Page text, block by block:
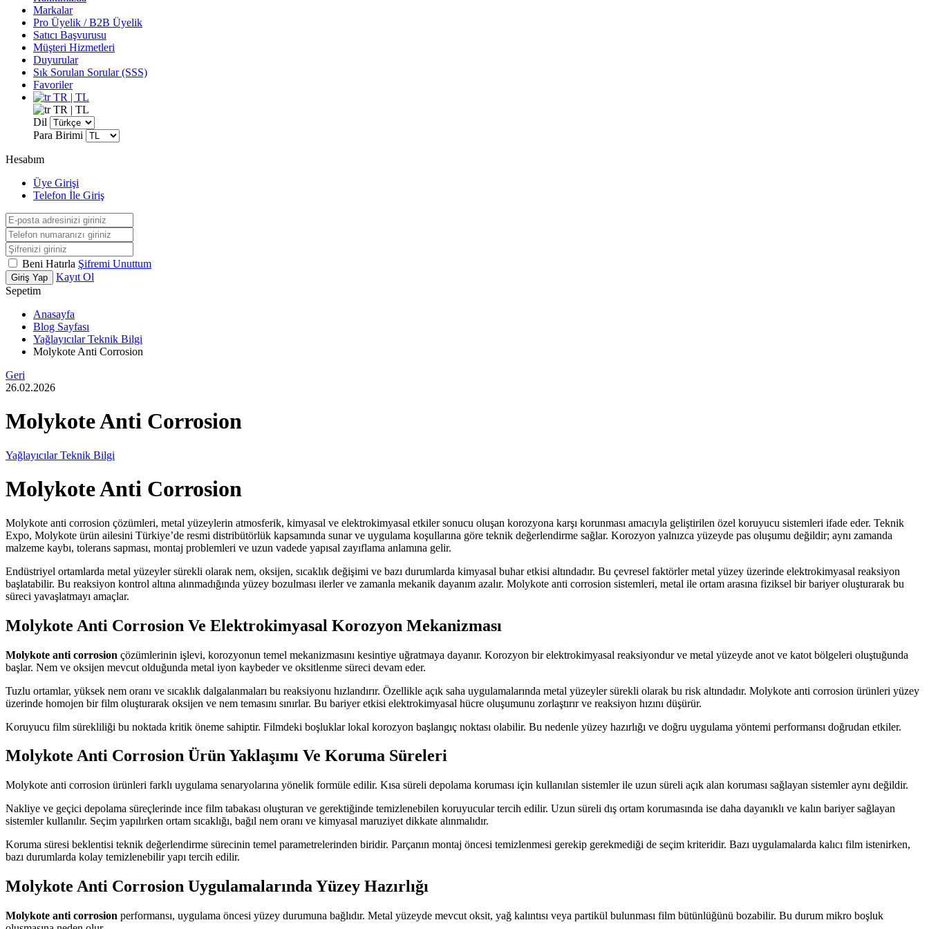
Markalar
Pro Üyelik / B2B Üyelik
Satıcı Başvurusu
Müşteri Hizmetleri
Duyurular
Sık Sorulan Sorular (SSS)
Favoriler
TR | TL
TR | TL
Dil
Para Birimi
Hesabım
Üye Girişi
Telefon İle Giriş
Beni Hatırla Şifremi Unuttum
Giriş Yap
Kayıt Ol
Sepetim
Anasayfa
Blog Sayfası
Yağlayıcılar Teknik Bilgi
Molykote Anti Corrosion
Geri
26.02.2026
Molykote Anti Corrosion
Yağlayıcılar Teknik Bilgi
Molykote Anti Corrosion
Molykote anti corrosion çözümleri, metal yüzeylerin atmosferik, kimyasal ve elektrokimyasal etkiler sonucu oluşan korozyona karşı korunması amacıyla geliştirilen özel koruyucu sistemleri ifade eder. Teknik
Expo, Molykote ürün ailesini Türkiye’de resmi distribütörlük kapsamında sunar ve uygulama koşullarına göre teknik değerlendirme sağlar. Korozyon yalnızca yüzeyde pas oluşumu değildir; aynı zamanda
malzeme kaybı, tolerans sapması, montaj problemleri ve uzun vadede yapısal zayıflama anlamına gelir.
Endüstriyel ortamlarda metal yüzeyler sürekli olarak nem, oksijen, sıcaklık değişimi ve bazı durumlarda kimyasal buhar etkisi altındadır. Bu çevresel faktörler metal yüzey üzerinde elektrokimyasal reaksiyon
başlatabilir. Bu reaksiyon kontrol altına alınmadığında yüzey bozulması ilerler ve zamanla mekanik dayanım azalır. Molykote anti corrosion sistemleri, metal ile ortam arasına fiziksel bir bariyer oluşturarak bu
süreci yavaşlatmayı amaçlar.
Molykote Anti Corrosion Ve Elektrokimyasal Korozyon Mekanizması
Molykote anti corrosion çözümlerinin işlevi, korozyonun temel mekanizmasını kesintiye uğratmaya dayanır. Korozyon bir elektrokimyasal reaksiyondur ve metal yüzeyde anot ve katot bölgeleri oluştuğunda
başlar. Nem ve oksijen mevcut olduğunda metal iyon kaybeder ve oksitlenme süreci devam eder.
Tuzlu ortamlar, yüksek nem oranı ve sıcaklık dalgalanmaları bu reaksiyonu hızlandırır. Özellikle açık saha uygulamalarında metal yüzeyler sürekli olarak bu risk altındadır. Molykote anti corrosion ürünleri yüzey
üzerinde homojen bir film oluşturarak oksijen ve nem temasını sınırlar. Bu bariyer etkisi elektrokimyasal hücre oluşumunu zorlaştırır ve reaksiyon hızını düşürür.
Koruyucu film sürekliliği bu noktada kritik öneme sahiptir. Filmdeki boşluklar lokal korozyon başlangıç noktası olabilir. Bu nedenle yüzey hazırlığı ve doğru uygulama yöntemi performansı doğrudan etkiler.
Molykote Anti Corrosion Ürün Yaklaşımı Ve Koruma Süreleri
Molykote anti corrosion ürünleri farklı uygulama senaryolarına yönelik formüle edilir. Kısa süreli depolama koruması için kullanılan sistemler ile uzun süreli açık alan koruması sağlayan sistemler aynı değildir.
Nakliye ve geçici depolama süreçlerinde ince film tabakası oluşturan ve gerektiğinde temizlenebilen koruyucular tercih edilir. Uzun süreli dış ortam korumasında ise daha dayanıklı ve kalın bariyer sağlayan
sistemler kullanılır. Seçim yapılırken ortam sıcaklığı, bağıl nem oranı ve kimyasal maruziyet dikkate alınmalıdır.
Koruma süresi beklentisi teknik değerlendirme sürecinin temel parametrelerinden biridir. Parçanın montaj öncesi temizlenmesi gerekip gerekmediği de seçim kriteridir. Bazı uygulamalarda kalıcı film istenirken,
bazı durumlarda kolay temizlenebilir yapı tercih edilir.
Molykote Anti Corrosion Uygulamalarında Yüzey Hazırlığı
Molykote anti corrosion performansı, uygulama öncesi yüzey durumuna bağlıdır. Metal yüzeyde mevcut oksit, yağ kalıntısı veya partikül bulunması film bütünlüğünü bozabilir. Bu durum mikro boşluk